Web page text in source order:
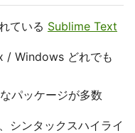
ている Sublime Text
/ Windows どれでも
パッケージが多数
シンタックスハイライ